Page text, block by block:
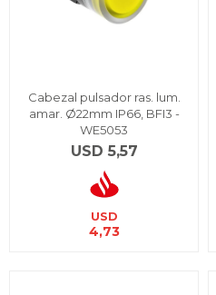
Cabezal pulsador ras. lum.
amar. Ø22mm IP66, BFI3 -
WE5053
USD 5,57
USD
4,73